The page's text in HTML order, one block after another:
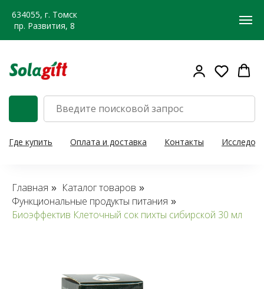
634055, г. Томск
пр. Развития, 8
Где купить Оплата и доставка Контакты
Главная » Каталог товаров »
Функциональные продукты питания »
Биоэффектив Клеточный сок пихты сибирской 30 мл